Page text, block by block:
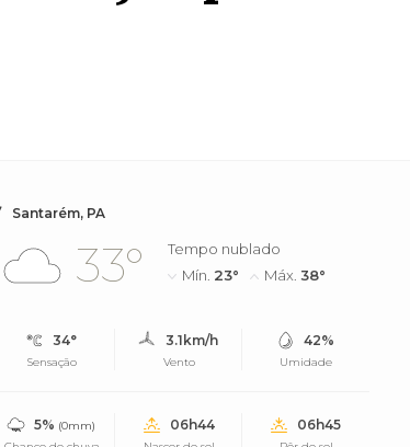
Santarém, PA
33°
Tempo nublado
Mín. 23° Máx.38°
34°
Sensação
3.1km/h
Vento
42%
Umidade
5% (0mm)
06h44 06h45